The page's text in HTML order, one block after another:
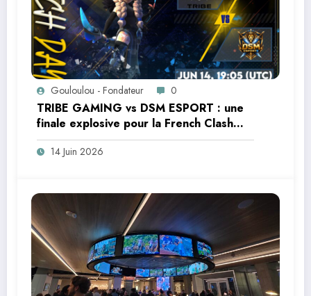
Gouloulou - Fondateur 0
TRIBE GAMING vs DSM ESPORT : une
finale explosive pour la French Clash
Cup
14 Juin 2026